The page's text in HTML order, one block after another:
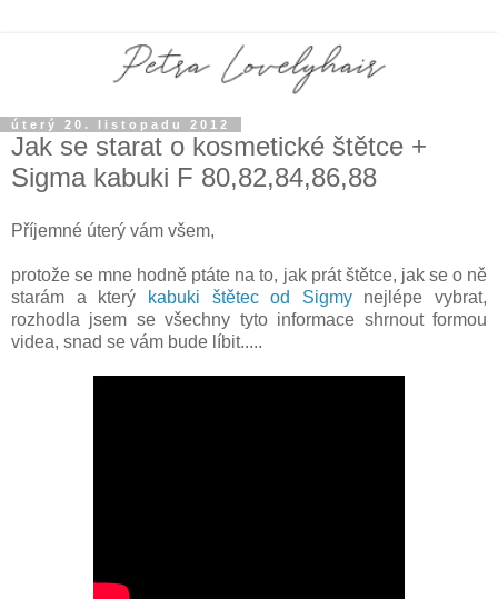
úterý 20. listopadu 2012
Jak se starat o kosmetické štětce +
Sigma kabuki F 80,82,84,86,88
Příjemné úterý vám všem,
protože se mne hodně ptáte na to, jak prát štětce, jak se o ně
starám a který
kabuki štětec od Sigmynejlépe vybrat,
rozhodla jsem se všechny tyto informace shrnout formou
videa, snad se vám bude líbit.....